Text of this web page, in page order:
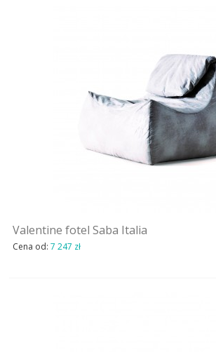
TAPETY | TYNKI
OUTDOOR
Valentine fotel Saba Italia
Cena od: 7 247 zł